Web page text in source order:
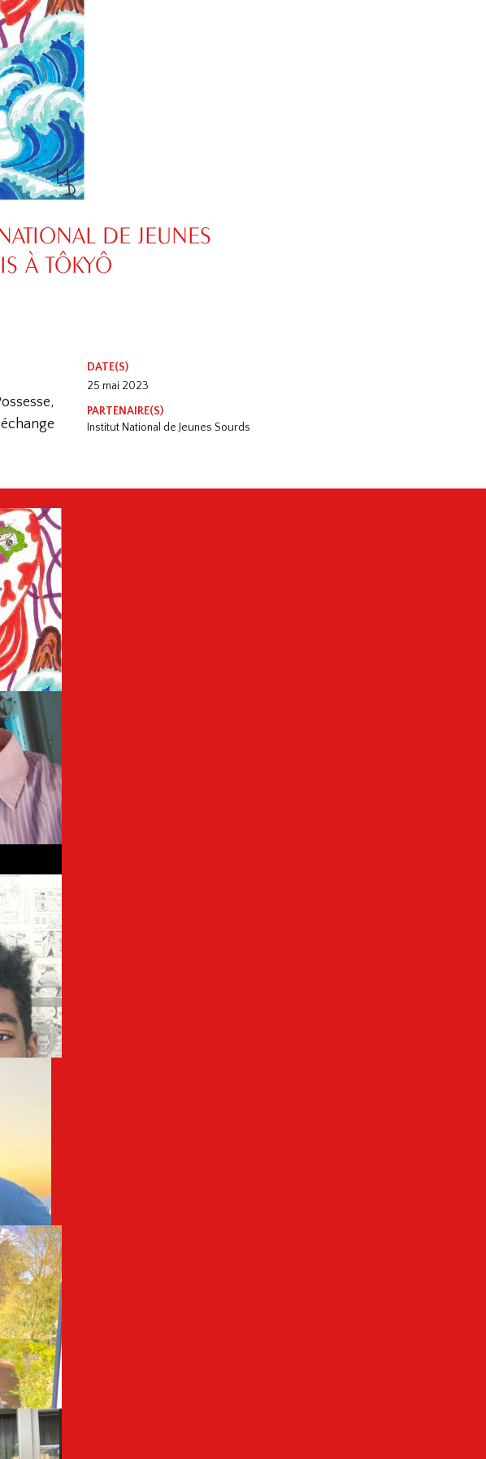
DE JEUNES
À TÔKYÔ
DATE(S)
25 mai 2023
PARTENAIRE(S)
Institut National de Jeunes Sourds